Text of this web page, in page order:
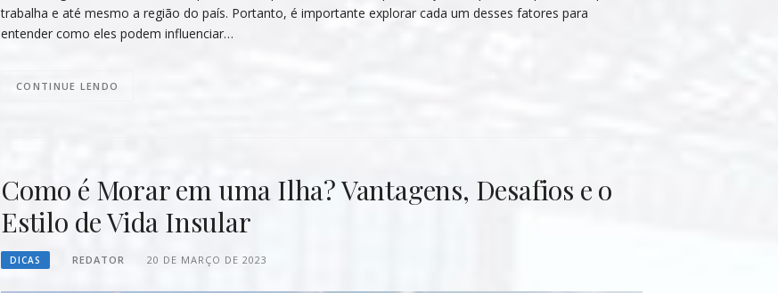
trabalha e até mesmo a região do país. Portanto, é importante explorar cada um desses fatores para
entender como eles podem influenciar…
CONTINUE LENDO
Como é Morar em uma Ilha? Vantagens, Desafios e o
Estilo de Vida Insular
DICAS REDATOR 20 DE MARÇO DE 2023